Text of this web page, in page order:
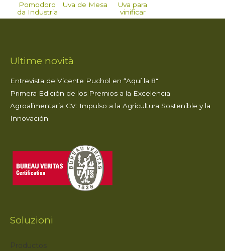
Pomodoro
da Industria
Uva de Mesa
Uva para
vinificar
Ultime novità
Entrevista de Vicente Puchol en “Aquí la 8″
Primera Edición de los Premios a la Excelencia
Agroalimentaria CV: Impulso a la Agricultura Sostenible y la
Innovación
Soluzioni
Productos